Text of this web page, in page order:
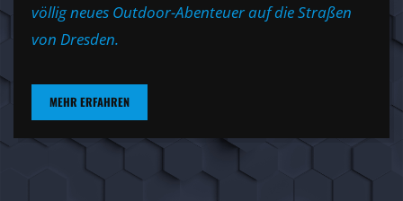
völlig neues Outdoor-Abenteuer auf die Straßen
von Dresden.
MEHR ERFAHREN